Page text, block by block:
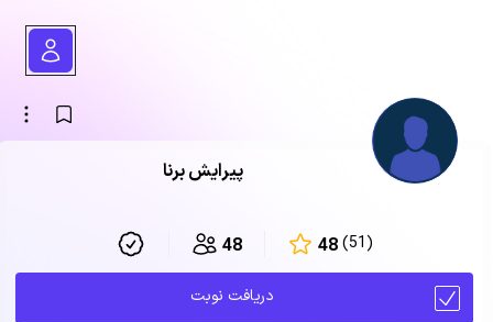
پیرایش برنا
48 (51)
48
دریافت نوبت